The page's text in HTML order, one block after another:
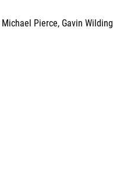
Michael Pierce, Gavin Wilding